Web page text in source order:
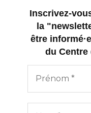
Inscrivez-
la
être
du Centre